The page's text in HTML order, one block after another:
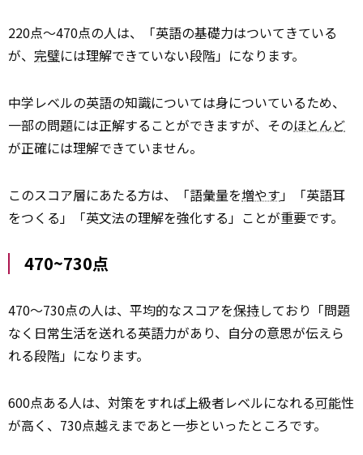
220点〜470点の人は、「英語の基礎力はついてきている
が、 完璧には理解できていない段階」になります。
中学レベルの英語の知識については身についているため、
一部の問題には正解することができますが、そのほとんど
が正確には理解できていません。
このスコア層にあたる方は、「語彙量を増やす」「英語耳
をつくる」「英文法の理解を強化する」ことが重要です。
470~730点
470〜730点の人は、平均的なスコアを保持しており「問題
なく日常生活を送れる英語力があり、自分の意思が伝えら
れる段階」になります。
600点ある人は、対策をすれば上級者レベルになれる可能性
が高く、730点越えまであと一歩といったところです。